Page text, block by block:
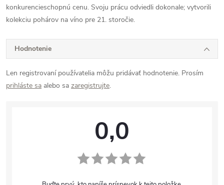
konkurencieschopnú cenu. Svoju prácu odviedli dokonale; vytvorili
kolekciu pohárov na víno pre 21. storočie.
Hodnotenie
Len registrovaní používatelia môžu pridávať hodnotenie. Prosím
prihláste sa alebo sa zaregistrujte.
0,0